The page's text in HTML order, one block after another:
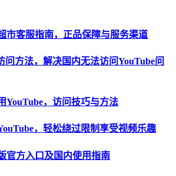
市客服指南，正品保障与服务渠道
问方法，解决国内无法访问YouTube问
YouTube，访问技巧与方法
，轻松绕过限制享受视频乐趣
官方入口及国内使用指南